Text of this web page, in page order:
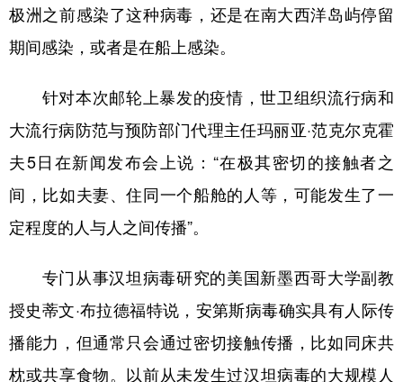
极洲之前感染了这种病毒，还是在南大西洋岛屿停留
期间感染，或者是在船上感染。
针对本次邮轮上暴发的疫情，世卫组织流行病和
大流行病防范与预防部门代理主任玛丽亚·范克尔克霍
夫5日在新闻发布会上说：“在极其密切的接触者之
间，比如夫妻、住同一个船舱的人等，可能发生了一
定程度的人与人之间传播”。
专门从事汉坦病毒研究的美国新墨西哥大学副教
授史蒂文·布拉德福特说，安第斯病毒确实具有人际传
播能力，但通常只会通过密切接触传播，比如同床共
枕或共享食物。以前从未发生过汉坦病毒的大规模人